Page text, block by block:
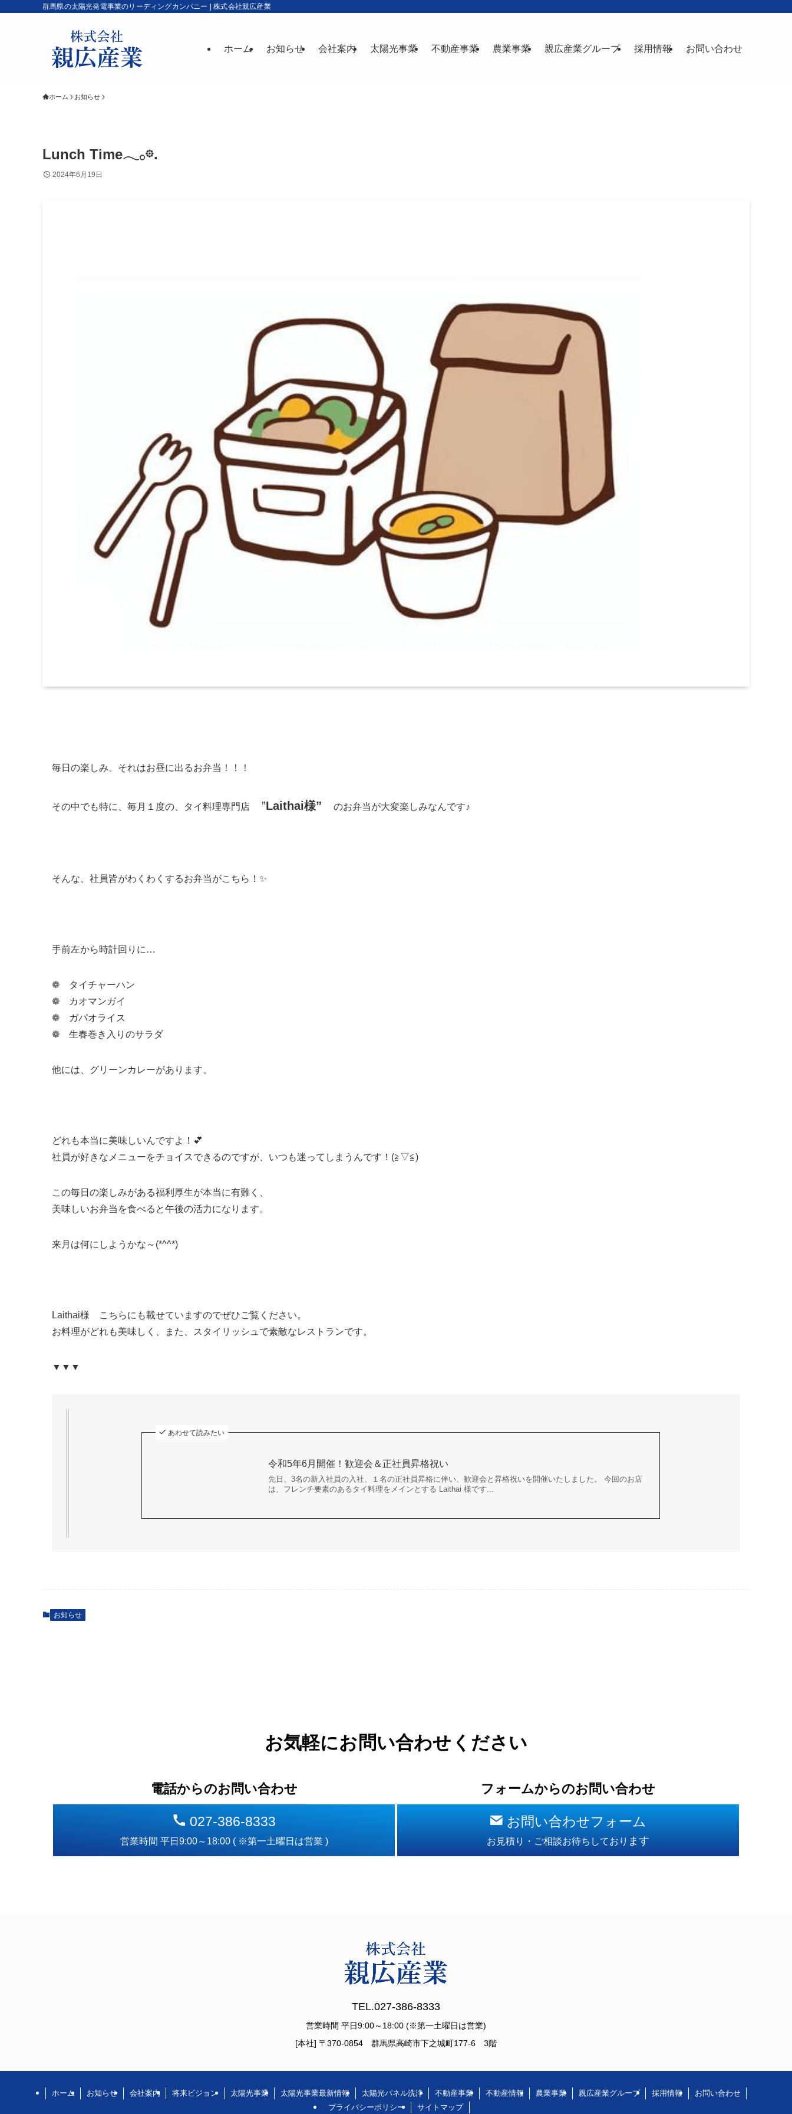
群馬県の太陽光発電事業のリーディングカンパニー | 株式会社親広産業
ホーム お知らせ 会社案内 太陽光事業 不動産事業 農業事業 親広産業グループ 採用情報 お問い合わせ
ホーム お知らせ
Lunch Time𓂃𓂂𖡼.
2024年6月19日
毎日の楽しみ。それはお昼に出るお弁当！！！
その中でも特に、毎月１度の、タイ料理専門店 ”Laithai様” のお弁当が大変楽しみなんです♪
そんな、社員皆がわくわくするお弁当がこちら！✨
手前左から時計回りに…
❁ タイチャーハン
❁ カオマンガイ
❁ ガパオライス
❁ 生春巻き入りのサラダ
他には、グリーンカレーがあります。
どれも本当に美味しいんですよ！💕
社員が好きなメニューをチョイスできるのですが、いつも迷ってしまうんです！(≧▽≦)
この毎日の楽しみがある福利厚生が本当に有難く、
美味しいお弁当を食べると午後の活力になります。
来月は何にしようかな～(*^^*)
Laithai様 こちらにも載せていますのでぜひご覧ください。
お料理がどれも美味しく、また、スタイリッシュで素敵なレストランです。
▼▼▼
あわせて読みたい
令和5年6月開催！歓迎会＆正社員昇格祝い
先日、3名の新入社員の入社、１名の正社員昇格に伴い、歓迎会と昇格祝いを開催いたしました。 今回のお店
は、フレンチ要素のあるタイ料理をメインとする Laithai 様です...
お知らせ
お気軽にお問い合わせください
電話からのお問い合わせ
027-386-8333
営業時間 平日9:00～18:00 ( ※第一土曜日は営業 )
フォームからのお問い合わせ
お問い合わせフォーム
お見積り・ご相談お待ちしており ます
TEL.027-386-8333
営業時間 平日9:00～18:00 (※第一土曜日は営業)
[本社] 〒370-0854 群馬県高崎市下之城町177-6 3階
ホーム お知らせ 会社案内 将来ビジョン 太陽光事業 太陽光事業最新情報 太陽光パネル洗浄 不動産事業 不動産情報 農業事業 親広産業グループ 採用情報
お問い合わせ
プライバシーポリシー
サイトマップ